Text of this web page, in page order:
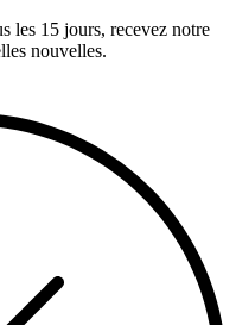
les 15 jours, recevez notre
nouvelles.